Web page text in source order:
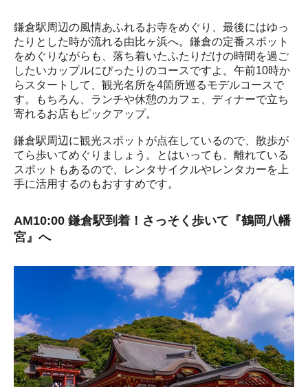
鎌倉駅周辺の風情あふれるお寺をめぐり、最後にはゆっ
たりとした時が流れる由比ヶ浜へ。鎌倉の定番スポット
をめぐりながらも、落ち着いたふたりだけの時間を過ご
したいカップルにぴったりのコースですよ。午前10時か
らスタートして、観光名所を4箇所巡るモデルコースで
す。もちろん、ランチや休憩のカフェ、ディナーで立ち
寄れるお店もピックアップ。
鎌倉駅周辺に観光スポットが点在しているので、散歩が
てら歩いてめぐりましょう。とはいっても、離れている
スポットもあるので、レンタサイクルやレンタカーを上
手に活用するのもおすすめです。
AM10:00 鎌倉駅到着！さっそく歩いて『鶴岡八幡
宮』へ